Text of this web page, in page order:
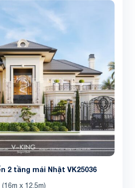
2 tầng mái Nhật VK25036
x 12.5m)